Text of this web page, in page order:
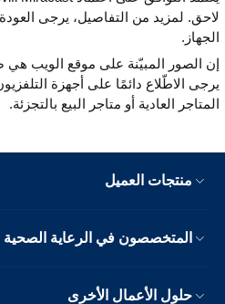
لاحق. لمزيد من التفاصيل، يرجى
الجهاز.
إن الصور المبيّنة على موقع الويب
يرجى الاطّلاع دائمًا على أجهزة
المتاجر العادية أو متاجر البيع بالتجزئة.
منتجات العميل
المتخصصون في الرعاية الصحية
حلول الأعمال الأخرى